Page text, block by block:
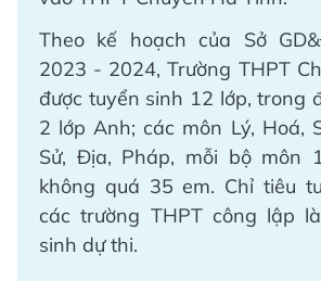
Theo kế hoạch của Sở
2023 - 2024, Trường THPT
được tuyển sinh 12 lớp, trong
2 lớp Anh; các môn Lý, Hoá,
Sử, Địa, Pháp, mỗi bộ môn
không quá 35 em. Chỉ tiêu
các trường THPT công lập
sinh dự thi.